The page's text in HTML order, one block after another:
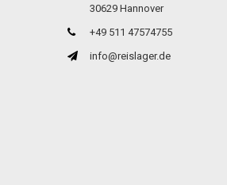
30629 Hannover
+49 511 47574755
info@reislager.de